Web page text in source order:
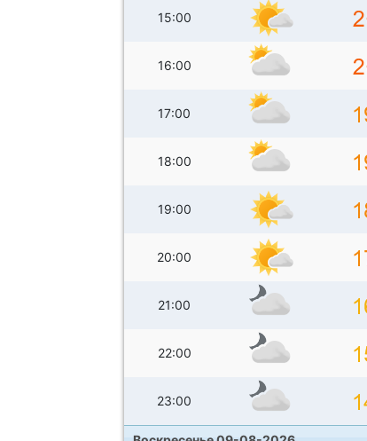
15:00
16:00
17:00
18:00
19:00
20:00
21:00
22:00
23:00